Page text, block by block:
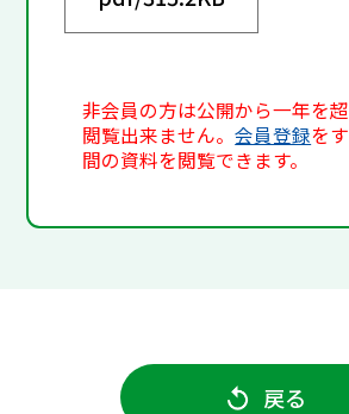
非会員の方は公開から一年を
閲覧出来ません。会員登録を
間の資料を閲覧できます。
戻る